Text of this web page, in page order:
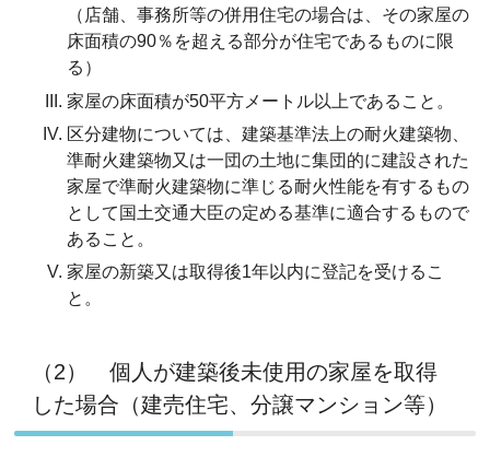
（店舗、事務所等の併用住宅の場合は、その家屋の
床面積の90％を超える部分が住宅であるものに限
る）
家屋の床面積が50平方メートル以上であること。
区分建物については、建築基準法上の耐火建築物、
準耐火建築物又は一団の土地に集団的に建設された
家屋で準耐火建築物に準じる耐火性能を有するもの
として国土交通大臣の定める基準に適合するもので
あること。
家屋の新築又は取得後1年以内に登記を受けるこ
と。
（2） 個人が建築後未使用の家屋を取得
した場合（建売住宅、分譲マンション等）